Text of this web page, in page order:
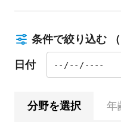
条件で絞り込む
日付
分野を選択 年